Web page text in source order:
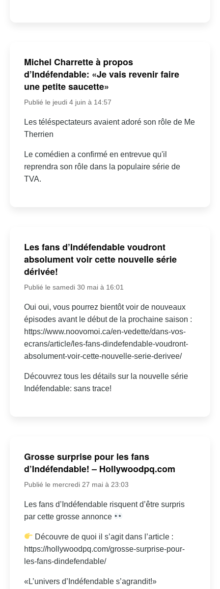
Michel Charrette à propos
d’Indéfendable: «Je vais revenir faire
une petite saucette»
Publié le jeudi 4 juin à 14:57
Les téléspectateurs avaient adoré son rôle de Me
Therrien
Le comédien a confirmé en entrevue qu'il
reprendra son rôle dans la populaire série de
TVA.
Les fans d’Indéfendable voudront
absolument voir cette nouvelle série
dérivée!
Publié le samedi 30 mai à 16:01
Oui oui, vous pourrez bientôt voir de nouveaux
épisodes avant le début de la prochaine saison :
https://www.noovomoi.ca/en-vedette/dans-vos-
ecrans/article/les-fans-dindefendable-voudront-
absolument-voir-cette-nouvelle-serie-derivee/
Découvrez tous les détails sur la nouvelle série
Indéfendable: sans trace!
Grosse surprise pour les fans
d’Indéfendable! – Hollywoodpq.com
Publié le mercredi 27 mai à 23:03
Les fans d’Indéfendable risquent d’être surpris
par cette grosse annonce
Découvre de quoi il s’agit dans l’article :
https://hollywoodpq.com/grosse-surprise-pour-
les-fans-dindefendable/
«L’univers d’Indéfendable s’agrandit!»